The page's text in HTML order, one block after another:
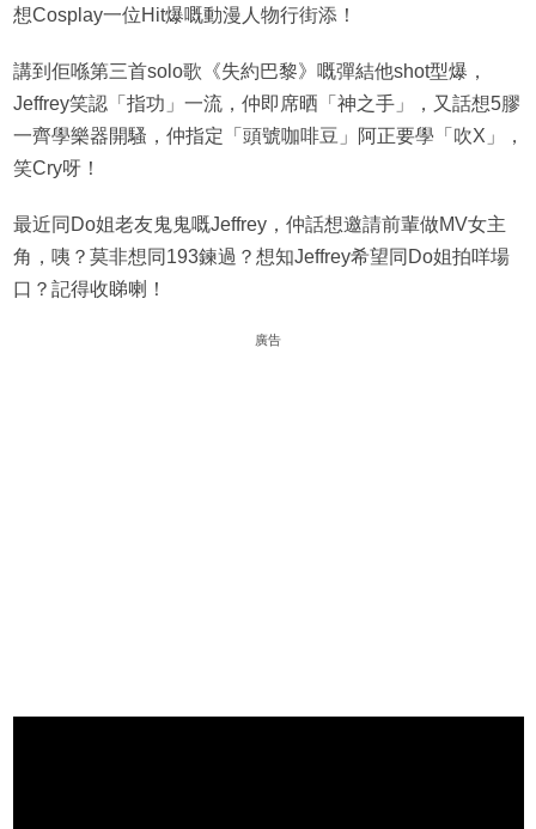
想Cosplay一位Hit爆嘅動漫人物行街添！
講到佢喺第三首solo歌《失約巴黎》嘅彈結他shot型爆，
Jeffrey笑認「指功」一流，仲即席晒「神之手」，又話想5膠
一齊學樂器開騷，仲指定「頭號咖啡豆」阿正要學「吹X」，
笑Cry呀！
最近同Do姐老友鬼鬼嘅Jeffrey，仲話想邀請前輩做MV女主
角，咦？莫非想同193鍊過？想知Jeffrey希望同Do姐拍咩場
口？記得收睇喇！
廣告